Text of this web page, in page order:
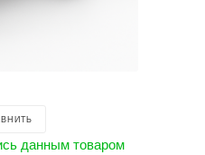
данным товаром